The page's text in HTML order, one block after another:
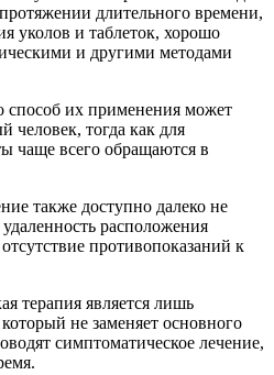
длительного времени,
уколов и таблеток, хорошо
и другими методами
способ их применения может
человек, тогда как для
чаще всего обращаются в
также доступно далеко не
расположения
противопоказаний к
терапия является лишь
не заменяет основного
симптоматическое лечение,